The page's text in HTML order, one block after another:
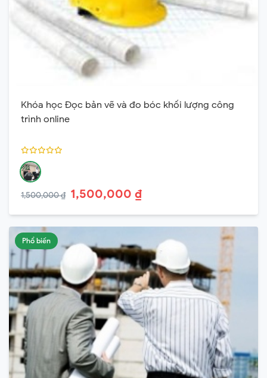
Khóa học Đọc bản vẽ và đo bóc khối lượng công
trình online
1,500,000 ₫ 1,500,000 ₫
Phổ biến